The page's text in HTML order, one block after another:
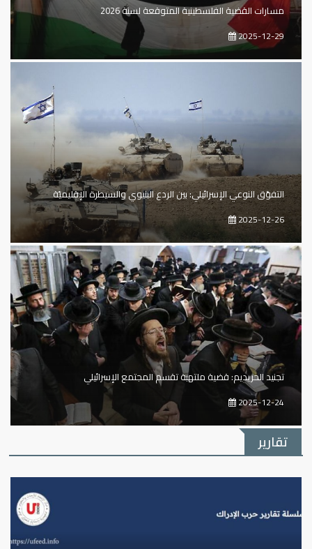
مسارات القضية الفلسطينية المتوقعة لسنة 2026
2025-12-29
التفوّق النوعي الإسرائيلي: بين الردع البنيوي والسيطرة الإقليميّة
2025-12-26
تجنيد الحريديم: قضية ملتهبة تقسم المجتمع الإسرائيلي
2025-12-24
تقارير